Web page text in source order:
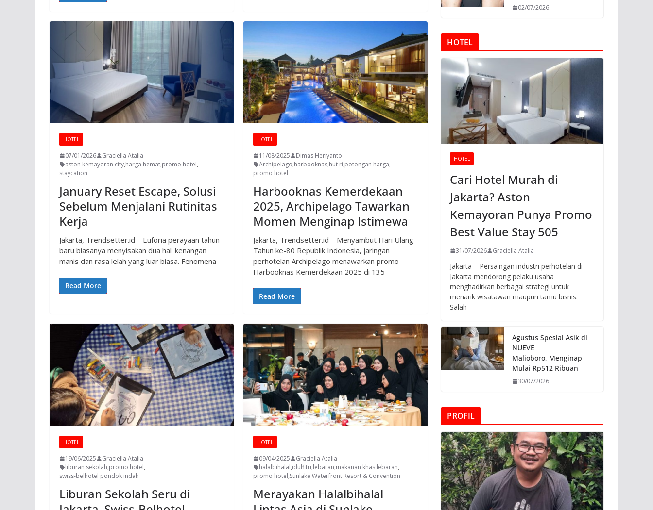
HOTEL
07/01/2026
Graciella Atalia
aston kemayoran city,harga hemat,promo hotel,
staycation
January Reset Escape, Solusi
Sebelum Menjalani Rutinitas
Kerja
Jakarta, Trendsetter.id – Euforia perayaan tahun
baru biasanya menyisakan dua hal: kenangan
manis dan rasa lelah yang luar biasa. Fenomena
Read More
HOTEL
11/08/2025
Dimas Heriyanto
Archipelago,harbooknas,hut ri,potongan harga,
promo hotel
Harbooknas Kemerdekaan
2025, Archipelago Tawarkan
Momen Menginap Istimewa
Jakarta, Trendsetter.id – Menyambut Hari Ulang
Tahun ke-80 Republik Indonesia, jaringan
perhotelan Archipelago menawarkan promo
Harbooknas Kemerdekaan 2025 di 135
Read More
HOTEL
19/06/2025
Graciella Atalia
liburan sekolah,promo hotel,
swiss-belhotel pondok indah
Liburan Sekolah Seru di
HOTEL
09/04/2025
Graciella Atalia
halalbihalal,idulfitri,lebaran,makanan khas lebaran,
promo hotel,Sunlake Waterfront Resort & Convention
Merayakan Halalbihalal
02/07/2026
HOTEL
HOTEL
Cari Hotel Murah di
Jakarta? Aston
Kemayoran Punya Promo
Best Value Stay 505
31/07/2026 Graciella Atalia
Jakarta – Persaingan industri perhotelan di
Jakarta mendorong pelaku usaha
menghadirkan berbagai strategi untuk
menarik wisatawan maupun tamu bisnis.
Salah
Agustus Spesial Asik di
NUEVE
Malioboro, Menginap
Mulai Rp512 Ribuan
30/07/2026
PROFIL